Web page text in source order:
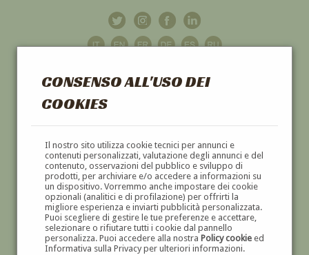
CONSENSO ALL'USO DEI
COOKIES
Il nostro sito utilizza cookie tecnici per annunci e
contenuti personalizzati, valutazione degli annunci e del
contenuto, osservazioni del pubblico e sviluppo di
prodotti, per archiviare e/o accedere a informazioni su
un dispositivo. Vorremmo anche impostare dei cookie
opzionali (analitici e di profilazione) per offrirti la
migliore esperienza e inviarti pubblicità personalizzata.
Puoi scegliere di gestire le tue preferenze e accettare,
selezionare o rifiutare tutti i cookie dal pannello
personalizza. Puoi accedere alla nostra Policy cookieed
Informativa sulla Privacy per ulteriori informazioni.
GALLERIAD'ARTE
DIPINTI E SCULTURE '800 E '900